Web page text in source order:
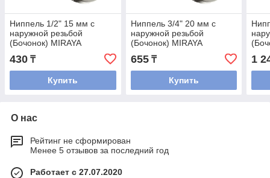
Ниппель 1/2" 15 мм с
наружной резьбой
(Бочонок) MIRAYA
430 ₸
Купить
Ниппель 3/4" 20 мм с
наружной резьбой
(Бочонок) MIRAYA
655₸
Купить
1
О нас
Рейтинг не сформирован
Менее 5 отзывов за последний год
Работает с 27.07.2020